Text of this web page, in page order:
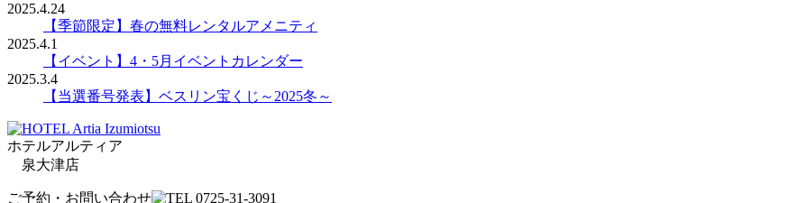
2025.4.24
【季節限定】春の無料レンタルアメニティ
2025.4.1
【イベント】4・5月イベントカレンダー
2025.3.4
【当選番号発表】ベスリン宝くじ～2025冬～
ホテルアルティア
泉大津店
ご予約・お問い合わせ